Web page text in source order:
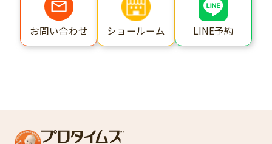
お問い合わせ ショールーム LINE予約